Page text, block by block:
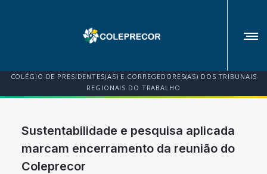
COLÉGIO DE PRESIDENTES(AS) E CORREGEDORES(AS) DOS TRIBUNAIS
REGIONAIS DO TRABALHO
Sustentabilidade e pesquisa aplicada
marcam encerramento da reunião do
Coleprecor